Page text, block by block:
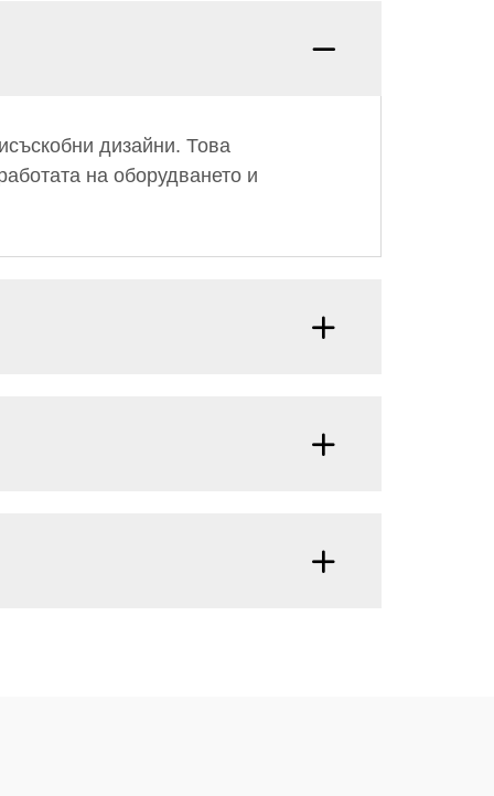
дизайни. Това
на оборудването и